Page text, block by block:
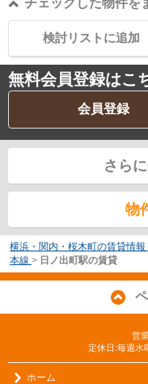
チェックした物件を
検討リストに追加
無料会員登録はこ
会員登録
さら
物
横浜・関内・桜木町の賃貸情報
本線 > 日ノ出町駅の賃貸
営
定休日:毎週水
ホーム